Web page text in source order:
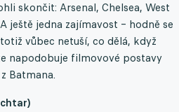
skončit: Arsenal, Chelsea, West
ještě jedna zajímavost – hodně se
vůbec netuší, co dělá, když
napodobuje filmovové postavy
Batmana.